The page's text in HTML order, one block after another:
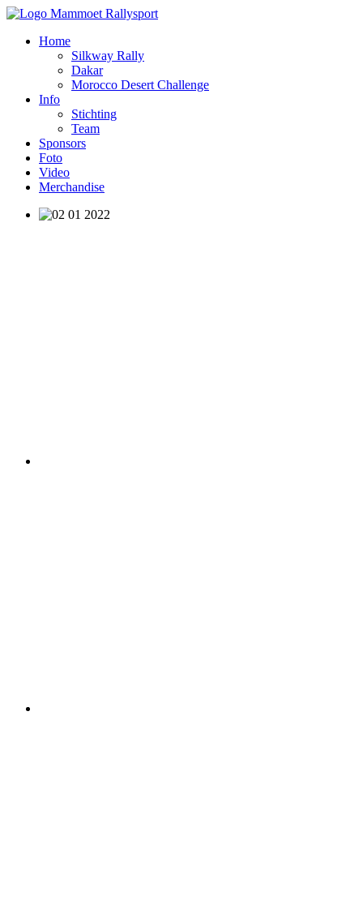
Home
Silkway Rally
Dakar
Morocco Desert Challenge
Info
Stichting
Team
Sponsors
Foto
Video
Merchandise